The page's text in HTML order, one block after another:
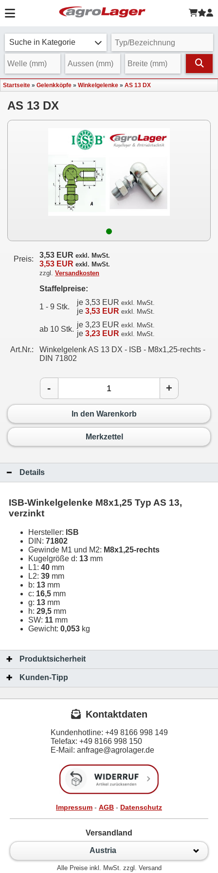
Suche in Kategorie
Startseite » Gelenkköpfe » Winkelgelenke » AS 13 DX
AS 13 DX
Preis: 3,53 EUR exkl. MwSt.
3,53 EUR exkl. MwSt.
zzgl. Versandkosten
Staffelpreise:
1 - 9 Stk.
je 3,53 EUR exkl. MwSt.
je 3,53 EUR exkl. MwSt.
ab 10 Stk.
je 3,23 EUR exkl. MwSt.
je 3,23 EUR exkl. MwSt.
Art.Nr.:
Winkelgelenk AS 13 DX - ISB - M8x1,25-rechts -
DIN 71802
- +
In den Warenkorb
Merkzettel
Details
ISB-Winkelgelenke M8x1,25 Typ AS 13,
verzinkt
Hersteller: ISB
DIN: 71802
Gewinde M1 und M2: M8x1,25-rechts
Kugelgröße d: 13 mm
L1: 40 mm
L2: 39 mm
b: 13 mm
c: 16,5 mm
g: 13 mm
h: 29,5 mm
SW: 11 mm
Gewicht: 0,053 kg
Produktsicherheit
Kunden-Tipp
Kontaktdaten
Kundenhotline: +49 8166 998 149
Telefax: +49 8166 998 150
E-Mail: anfrage@agrolager.de
Impressum - AGB - Datenschutz
Versandland
Austria
Alle Preise inkl. MwSt. zzgl. Versand